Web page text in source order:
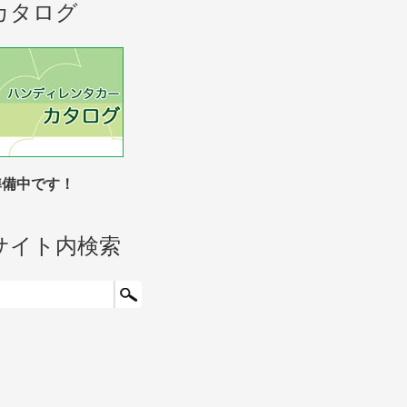
タログ
中です！
イト内検索